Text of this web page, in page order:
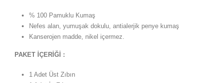
% 100 Pamuklu Kumaş
Nefes alan, yumuşak dokulu, antialerjik penye kumaş
Kanserojen madde, nikel içermez.
PAKET İÇERİĞİ :
1 Adet Üst Zıbın